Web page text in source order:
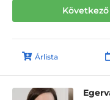
Árlista